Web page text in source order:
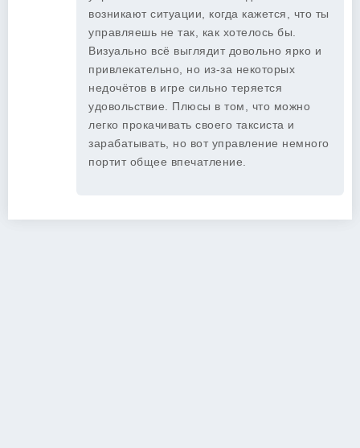
возникают ситуации, когда кажется, что ты
управляешь не так, как хотелось бы.
Визуально всё выглядит довольно ярко и
привлекательно, но из-за некоторых
недочётов в игре сильно теряется
удовольствие. Плюсы в том, что можно
легко прокачивать своего таксиста и
зарабатывать, но вот управление немного
портит общее впечатление.